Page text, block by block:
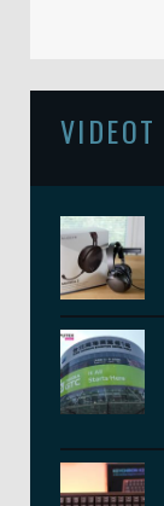
VIDEOT